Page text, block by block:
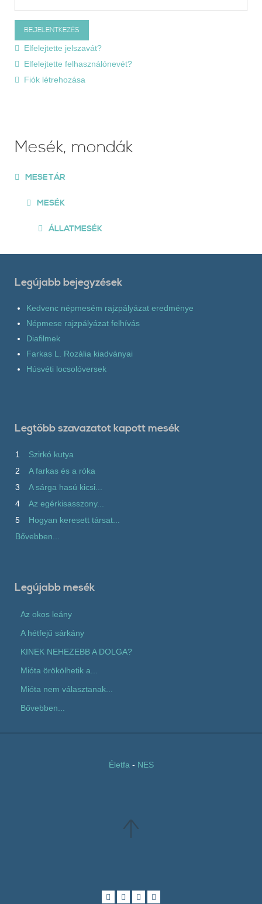
Elfelejtette jelszavát?
Elfelejtette felhasználónevét?
Fiók létrehozása
Mesék, mondák
MESETÁR
MESÉK
ÁLLATMESÉK
Legújabb bejegyzések
Kedvenc népmesém rajzpályázat eredménye
Népmese rajzpályázat felhívás
Diafilmek
Farkas L. Rozália kiadványai
Húsvéti locsolóversek
Legtöbb szavazatot kapott mesék
1
Szirkó kutya
2
A farkas és a róka
3
A sárga hasú kicsi...
4
Az egérkisasszony...
5
Hogyan keresett társat...
Bővebben...
Legújabb mesék
Az okos leány
A hétfejű sárkány
KINEK NEHEZEBB A DOLGA?
Mióta örökölhetik a...
Mióta nem választanak...
Bővebben...
Életfa - NES